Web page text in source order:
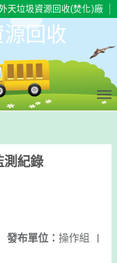
天垃圾資源回收(焚化)廠
回收
測紀錄
發布單位： 操作組 |